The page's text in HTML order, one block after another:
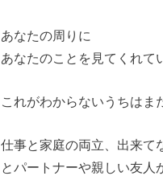
あなたの周りに
あなたのことを見てくれて
これがわからないうちはま
仕事と家庭の両立、出来て
とパートナーや親しい友人